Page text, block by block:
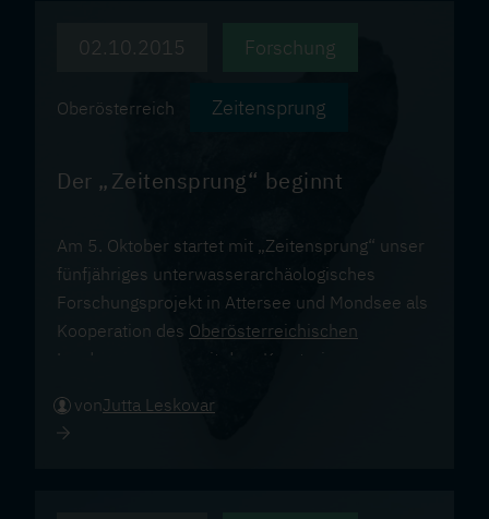
02.10.2015 Forschung
Oberösterreich Zeitensprung
Der „Zeitensprung“ beginnt
Am 5. Oktober startet mit „Zeitensprung“ unser
fünfjähriges unterwasserarchäologisches
Forschungsprojekt in Attersee und Mondsee als
Kooperation des Oberösterreichischen
Landesmuseums
mit dem Kuratorium
vonJutta Leskovar